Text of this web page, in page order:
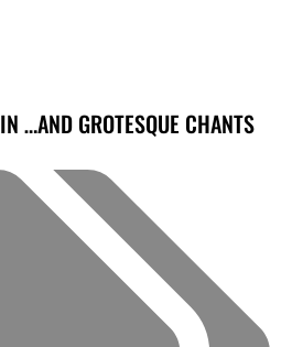
…AND GROTESQUE CHANTS